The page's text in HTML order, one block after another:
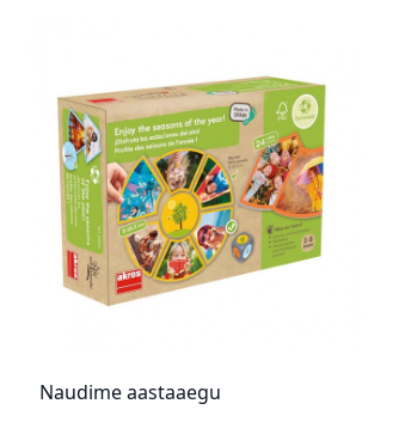
Naudime aastaaegu